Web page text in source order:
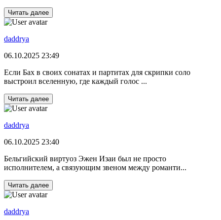
Читать далее
daddrya
06.10.2025 23:49
Если Бах в своих сонатах и партитах для скрипки соло
выстроил вселенную, где каждый голос ...
Читать далее
daddrya
06.10.2025 23:40
Бельгийский виртуоз Эжен Изаи был не просто
исполнителем, а связующим звеном между романти...
Читать далее
daddrya